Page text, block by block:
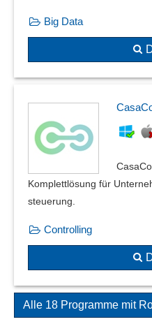
Big Data
Komplettlösung für
steuerung.
Controlling
Alle 18 Programme mit